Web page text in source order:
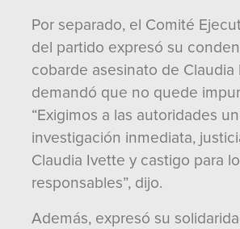
Por separado, el Comité
del partido expresó su
cobarde asesinato de Claudia
demandó que no quede
“Exigimos a las autoridades
investigación inmediata,
Claudia Ivette y castigo para
responsables”, dijo.
Además, expresó su